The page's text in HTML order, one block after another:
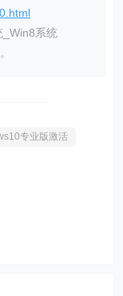
系统
专业版激活